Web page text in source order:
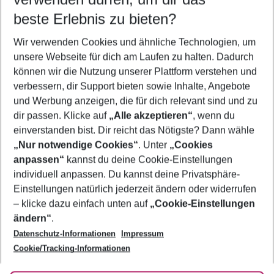
5-8 Nächte
2 Erwachsene Keine Kinder
Mehr Filter anzeigen
Footer
Footer navigation
Über uns
AGB
Bestpreisgarantie
Cookie-Einstellungen ändern
Cookie-Richtlinie
Agenturbetreuung
Barrierefreies Reisen
Folge uns
beste Erlebnis zu bieten?
Wir verwenden Cookies und ähnliche Technologien, um
unsere Webseite für dich am Laufen zu halten. Dadurch
können wir die Nutzung unserer Plattform verstehen und
verbessern, dir Support bieten sowie Inhalte, Angebote
und Werbung anzeigen, die für dich relevant sind und zu
dir passen. Klicke auf „Alle akzeptieren“, wenn du
einverstanden bist. Dir reicht das Nötigste? Dann wähle
„Nur notwendige Cookies“. Unter „Cookies
anpassen“ kannst du deine Cookie-Einstellungen
individuell anpassen. Du kannst deine Privatsphäre-
Einstellungen natürlich jederzeit ändern oder widerrufen
– klicke dazu einfach unten auf „Cookie-Einstellungen
ändern“.
Datenschutz-Informationen
Impressum
Cookie/Tracking-Informationen